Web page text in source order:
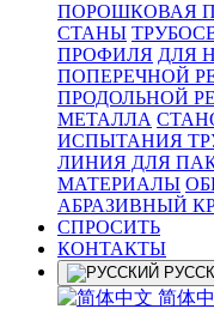
ПОРОШКОВАЯ
СТАНЫ
ПРОФИЛЯ ДЛЯ
ПОПЕРЕЧНОЙ
ПРОДОЛЬНОЙ
МЕТАЛЛА
ИСПЫТАНИЯ
ЛИНИЯ ДЛЯ
МАТЕРИАЛЫ
АБРАЗИВНЫЙ
СПРОСИТЬ
КОНТАКТЫ
简体